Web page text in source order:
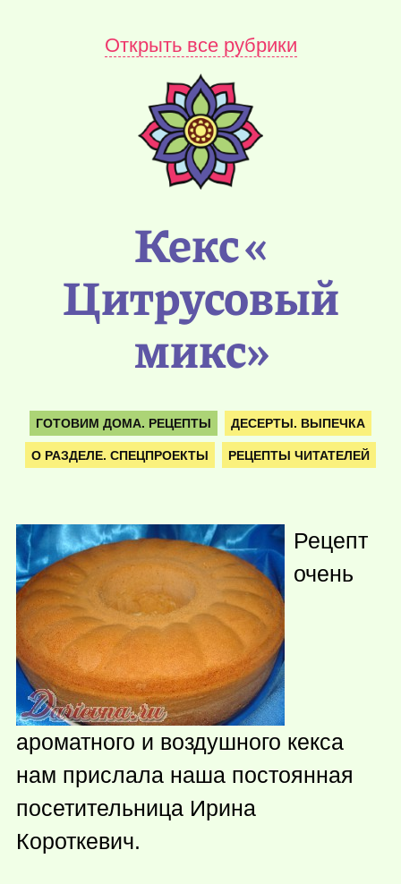
Открыть все рубрики
Кекс «
Цитрусовый
микс»
ГОТОВИМ ДОМА. РЕЦЕПТЫ ДЕСЕРТЫ. ВЫПЕЧКА
О РАЗДЕЛЕ. СПЕЦПРОЕКТЫ РЕЦЕПТЫ ЧИТАТЕЛЕЙ
Рецепт
очень
ароматного и воздушного кекса
нам прислала наша постоянная
посетительница Ирина
Короткевич.